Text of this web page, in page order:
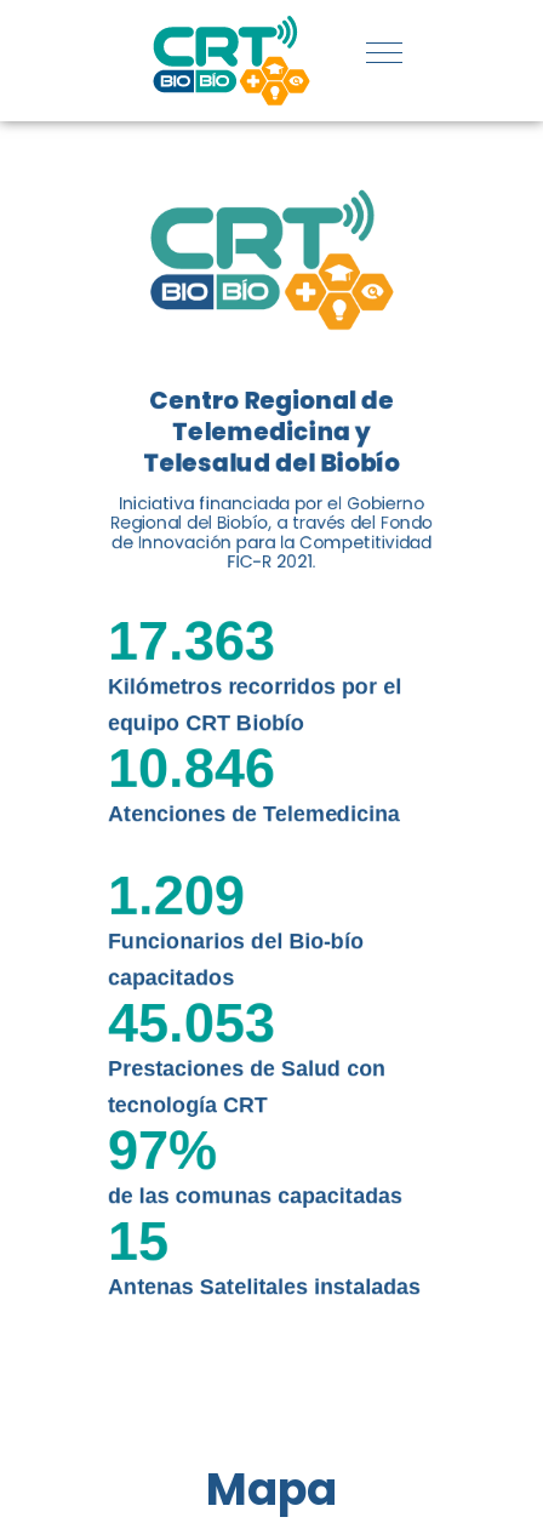
DE
Y
TELESALUD
EN CHILE
La nueva norma chilena 3858,
adaptada del estándar
internacional ISO 13131, fue
impulsada por el Centro
Regional de Telemedicina y
Telesalud del Biobío, a través
de la Universidad de
Leer más
Centro Regional de
Telemedicina y
Telesalud del Biobío
Iniciativa financiada por el Gobierno
Regional del Biobío, a través del Fondo
de Innovación para la Competitividad
FIC-R 2021.
Kilómetros recorridos por el
equipo CRT Biobío
17.363
Atenciones de Telemedicina
10.846
Funcionarios del Bio-bío
capacitados
1.209
Prestaciones de Salud con
tecnología CRT
45.053
de las comunas capacitadas
97%
Antenas Satelitales instaladas
15
Mapa